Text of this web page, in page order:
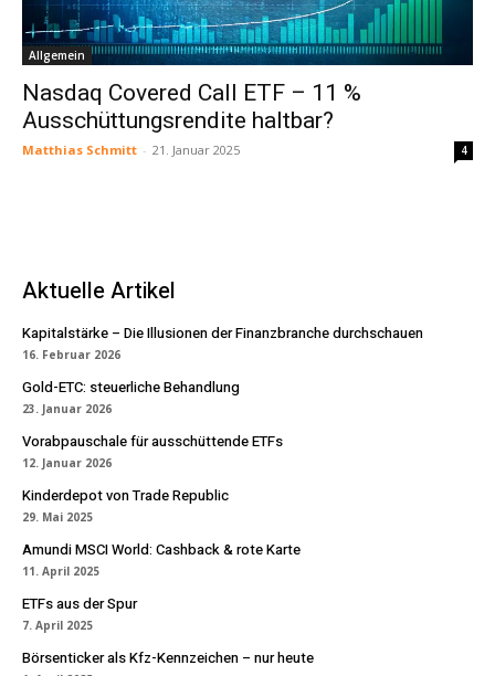
Allgemein
Nasdaq Covered Call ETF – 11 %
Ausschüttungsrendite haltbar?
Matthias Schmitt - 21. Januar 2025 4
Aktuelle Artikel
Kapitalstärke – Die Illusionen der Finanzbranche durchschauen
16. Februar 2026
Gold-ETC: steuerliche Behandlung
23. Januar 2026
Vorabpauschale für ausschüttende ETFs
12. Januar 2026
Kinderdepot von Trade Republic
29. Mai 2025
Amundi MSCI World: Cashback & rote Karte
11. April 2025
ETFs aus der Spur
7. April 2025
Börsenticker als Kfz-Kennzeichen – nur heute